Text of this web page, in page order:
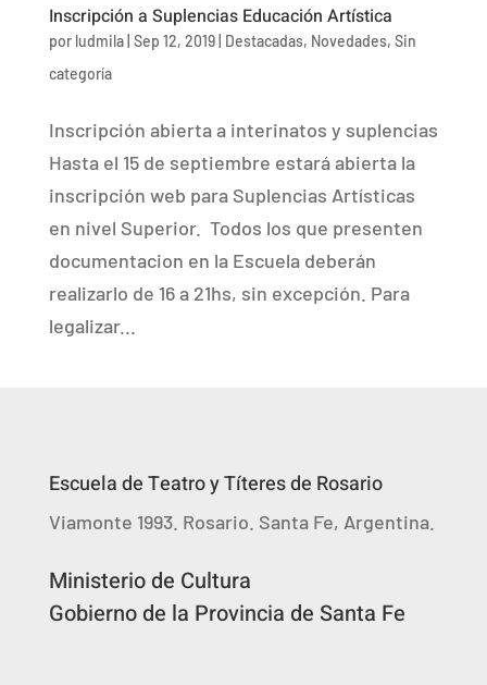
Inscripción a Suplencias Educación Artística
por ludmila| Sep 12, 2019| Destacadas, Novedades, Sin
categoría
Inscripción abierta a interinatos y suplencias
Hasta el 15 de septiembre estará abierta la
inscripción web para Suplencias Artísticas
en nivel Superior. Todos los que presenten
documentacion en la Escuela deberán
realizarlo de 16 a 21hs, sin excepción. Para
legalizar...
Escuela de Teatro y Títeres de Rosario
Viamonte 1993. Rosario. Santa Fe, Argentina.
Ministerio de Cultura
Gobierno de la Provincia de Santa Fe